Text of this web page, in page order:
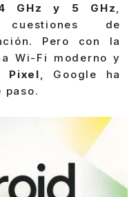
GHz y 5 GHz,
de
Pero con la
Wi-Fi moderno y
Pixel, Google ha